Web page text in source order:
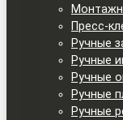
Пресс-
Ручные
Ручные
Ручные
Ручные
Ручные